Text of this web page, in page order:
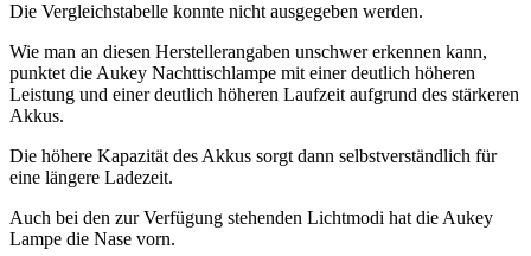
Die Vergleichstabelle konnte nicht ausgegeben werden.
Wie man an diesen Herstellerangaben unschwer erkennen kann,
punktet die Aukey Nachttischlampe mit einer deutlich höheren
Leistung und einer deutlich höheren Laufzeit aufgrund des stärkeren
Akkus.
Die höhere Kapazität des Akkus sorgt dann selbstverständlich für
eine längere Ladezeit.
Auch bei den zur Verfügung stehenden Lichtmodi hat die Aukey
Lampe die Nase vorn.